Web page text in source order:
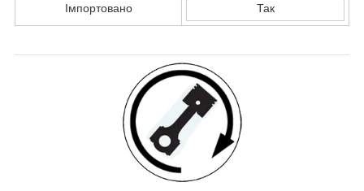
Імпортовано Так